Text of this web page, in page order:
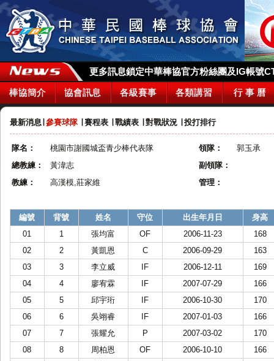
更多訊息鎖定中華棒協官方粉絲團及IG帳號
棒協簡介 協會訊息 各級賽事 各類講習 行 事 曆
最新消息 參賽球隊∣ 賽程表 戰績表 對戰狀況 投打排行
隊名： 桃園市謝國城盃青少棒代表隊 領隊：
郭玉承
總教練：
黃湋志
副領隊：
教練：
高漢模,莊家維 管理：
編號 背號 姓名 守位 出生年月日
身高
01
1 張均富 OF 2006-11-23
168
02
2 黃凱恩 C 2006-09-29
163
03
3 李立威 IF 2006-12-11
169
04
4 廖宥霖 IF 2007-07-29
166
05
5 邱宇珩 IF 2006-10-30
170
06
6 吳翊睿 IF 2007-01-03
166
07
7 張耀允 P 2007-03-02
170
08
8 周柏恩 OF 2006-10-10
166